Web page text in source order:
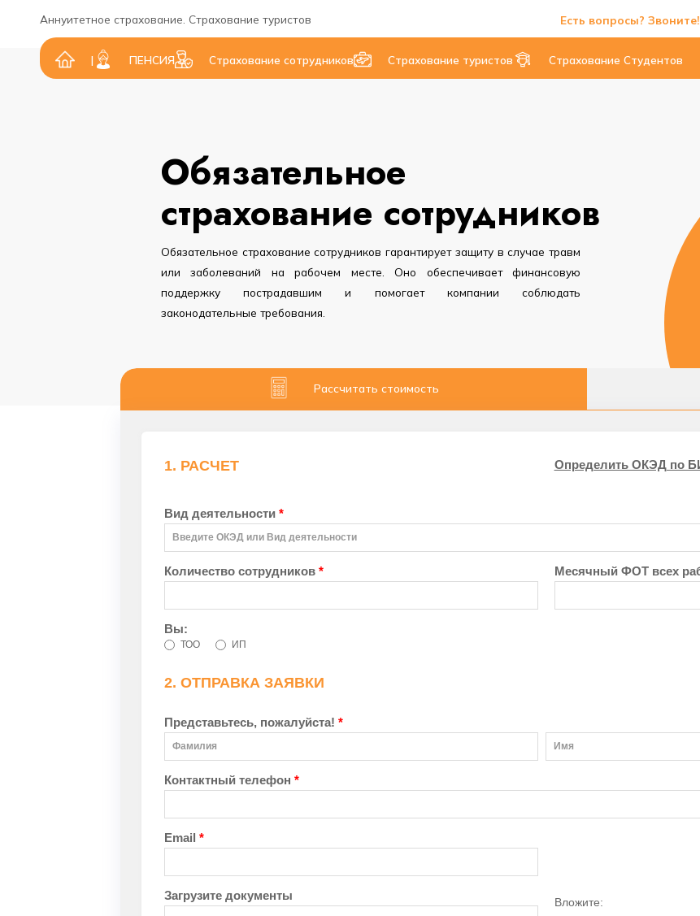
Аннуитетное страхование. Страхование туристов Есть вопросы? Звоните!
| ПЕНСИЯ Cтрахование сотрудников Страхование туристов Страхование Студентов
Обязательное
страхование сотрудников
Обязательное страхование сотрудников гарантирует защиту в случае травм
или заболеваний на рабочем месте. Оно обеспечивает финансовую
поддержку пострадавшим и помогает компании соблюдать
законодательные требования.
Рассчитать стоимость